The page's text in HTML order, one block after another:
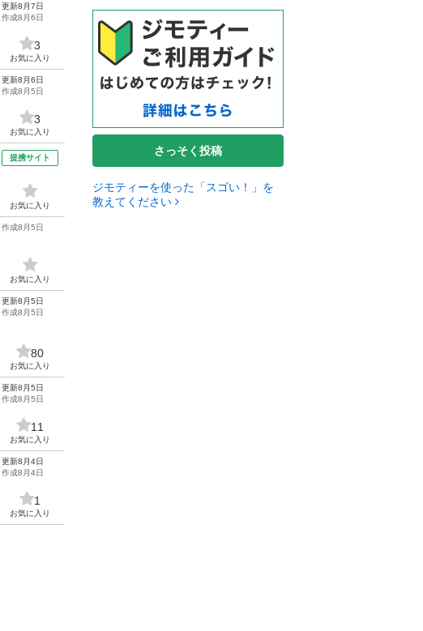
更新8月7日
作成8月6日
3
お気に入り
更新8月6日
作成8月5日
3
お気に入り
提携サイト
お気に入り
作成8月5日
お気に入り
更新8月5日
作成8月5日
80
お気に入り
更新8月5日
作成8月5日
11
お気に入り
更新8月4日
作成8月4日
1
お気に入り
さっそく投稿
ジモティーを使った「スゴい！」を
教えてください